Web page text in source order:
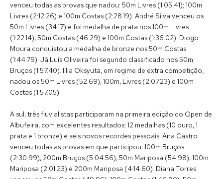
venceu todas as provas que nadou: 50m Livres (1:05.41); 100m
Livres (2:12.26) e 100m Costas (2:28.19). André Silva venceu os
50m Livres (34.17) e foi medalha de prata nos 100m Livres
(1:22.14), 50m Costas (46.29) e 100m Costas (1:36.02). Diogo
Moura conquistou a medalha de bronze nos 50m Costas
(1:44.79). Já Luís Oliveira foi segundo classificado nos 50m
Bruços (1:57.40). Illia Oksyuta, em regime de extra competição,
nadou os 50m Livres (52.69), 100m, Livres (2:07.23) e 100m
Costas (1:57.05).
A sul, três fluvialistas participaram na primeira edição do Open de
Albufeira, com excelentes resultados: 12 medalhas (10 ouro, 1
prata e 1 bronze) e seis novos recordes pessoais. Ana Castro
venceu todas as provas em que participou: 100m Bruços
(2:30.99), 200m Bruços (5:04.56), 50m Mariposa (54.98), 100m
Mariposa (2:01.23) e 200m Mariposa (4:14.60). Diana Torres